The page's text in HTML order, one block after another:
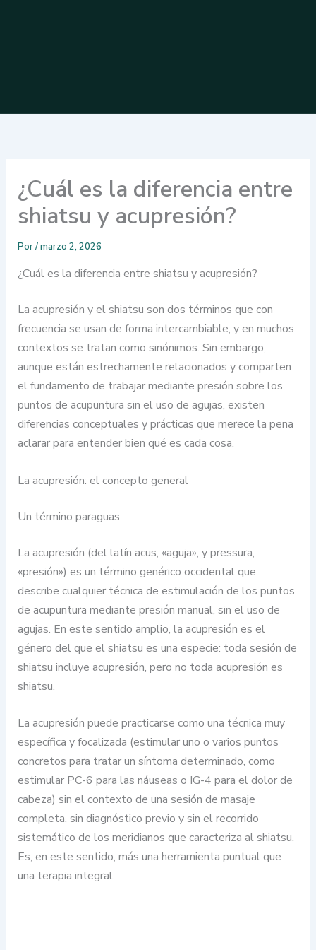
¿Cuál es la diferencia entre
shiatsu y acupresión?
Por/marzo 2, 2026
¿Cuál es la diferencia entre shiatsu y acupresión?
La acupresión y el shiatsu son dos términos que con
frecuencia se usan de forma intercambiable, y en muchos
contextos se tratan como sinónimos. Sin embargo,
aunque están estrechamente relacionados y comparten
el fundamento de trabajar mediante presión sobre los
puntos de acupuntura sin el uso de agujas, existen
diferencias conceptuales y prácticas que merece la pena
aclarar para entender bien qué es cada cosa.
La acupresión: el concepto general
Un término paraguas
La acupresión (del latín acus, «aguja», y pressura,
«presión») es un término genérico occidental que
describe cualquier técnica de estimulación de los puntos
de acupuntura mediante presión manual, sin el uso de
agujas. En este sentido amplio, la acupresión es el
género del que el shiatsu es una especie: toda sesión de
shiatsu incluye acupresión, pero no toda acupresión es
shiatsu.
La acupresión puede practicarse como una técnica muy
específica y focalizada (estimular uno o varios puntos
concretos para tratar un síntoma determinado, como
estimular PC-6 para las náuseas o IG-4 para el dolor de
cabeza) sin el contexto de una sesión de masaje
completa, sin diagnóstico previo y sin el recorrido
sistemático de los meridianos que caracteriza al shiatsu.
Es, en este sentido, más una herramienta puntual que
una terapia integral.